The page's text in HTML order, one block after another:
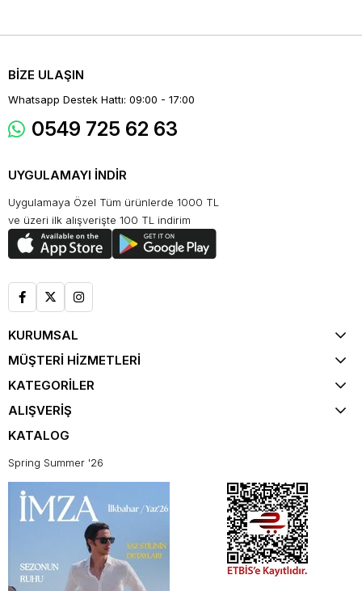
BİZE ULAŞIN
Whatsapp Destek Hattı: 09:00 - 17:00
0549 725 62 63
UYGULAMAYI İNDİR
Uygulamaya Özel Tüm ürünlerde 1000 TL
ve üzeri ilk alışverişte 100 TL indirim
KURUMSAL
MÜŞTERİ HİZMETLERİ
KATEGORİLER
ALIŞVERİŞ
KATALOG
Spring Summer '26